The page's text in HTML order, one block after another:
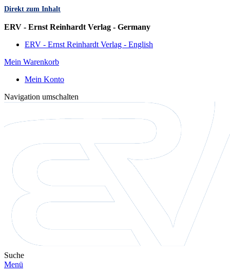
Direkt zum Inhalt
ERV - Ernst Reinhardt Verlag - Germany
ERV - Ernst Reinhardt Verlag - English
Mein Warenkorb
Mein Konto
Navigation umschalten
Suche
Menü